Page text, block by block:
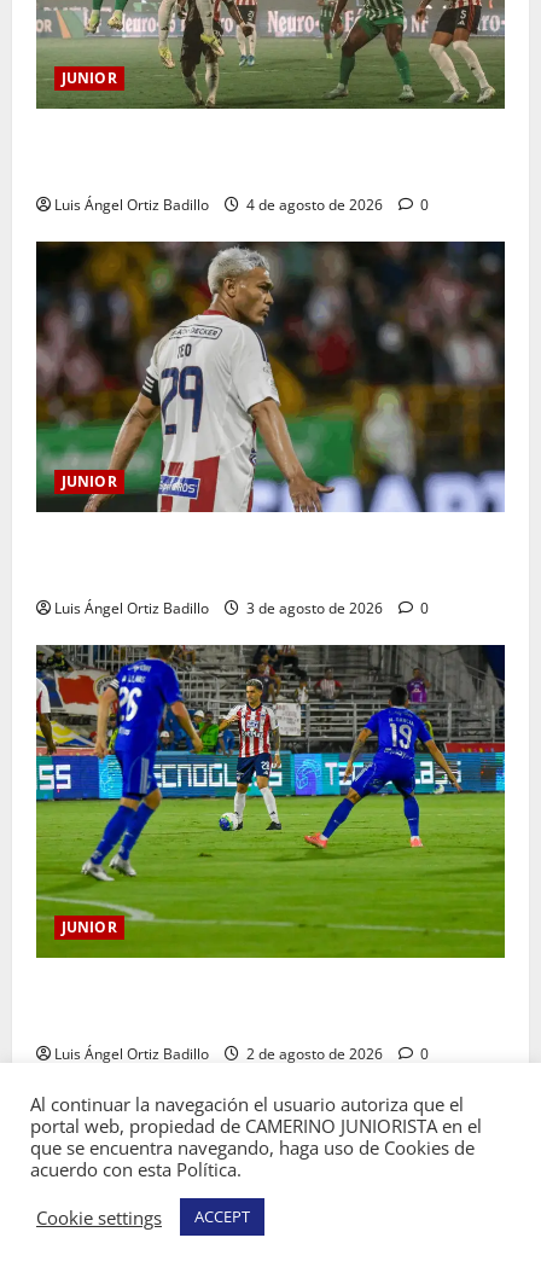
JUNIOR
Luis Ángel Ortiz Badillo 4 de agosto de 2026 0
JUNIOR
Luis Ángel Ortiz Badillo 3 de agosto de 2026 0
JUNIOR
Luis Ángel Ortiz Badillo 2 de agosto de 2026 0
Copyright © Todos los derechos reservados
Camerino Juniorista.|MoreNews
Al continuar la navegación el usuario autoriza que el
portal web, propiedad de CAMERINO JUNIORISTA en el
que se encuentra navegando, haga uso de Cookies de
acuerdo con esta Política.
Cookie settings
ACCEPT